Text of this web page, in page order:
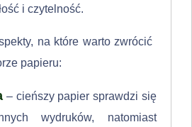
i czytelność.
na które warto zwrócić
papieru:
– cieńszy papier sprawdzi się
wydruków, natomiast